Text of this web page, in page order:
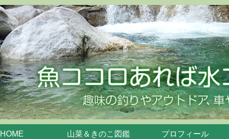
HOME 山菜＆きのこ図鑑 プロフィール